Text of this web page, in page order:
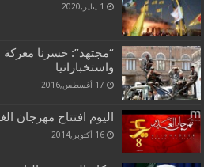
1 يناير,2020
“مجتهد”: خسرنا
واستخباراتيا
17 أغسطس,2016
اليوم افتتاح مهرجان
16 أكتوبر,2014